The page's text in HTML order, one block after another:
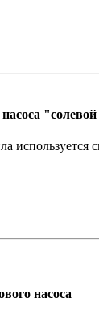
используется
насоса